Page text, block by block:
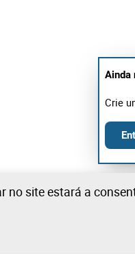
Ainda
Crie
no site estará a